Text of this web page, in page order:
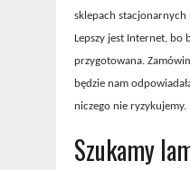
sklepach stacjonarnych
Lepszy jest Internet, bo
przygotowana.
będzie nam
niczego nie ryzykujemy.
Szukamy